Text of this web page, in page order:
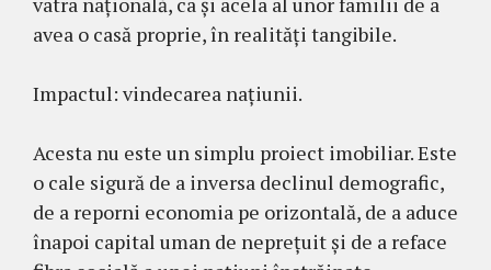
avea o casă proprie, în realități tangibile.
Impactul: vindecarea națiunii.
Acesta nu este un simplu proiect imobiliar. Este
o cale sigură de a inversa declinul demografic,
de a reporni economia pe orizontală, de a aduce
înapoi capital uman de neprețuit și de a reface